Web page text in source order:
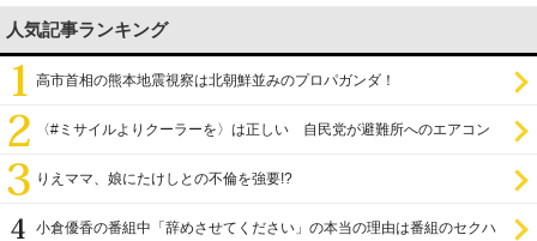
人気記事ランキング
高市首相の熊本地震視察は北朝鮮並みのプロパガンダ！
〈#ミサイルよりクーラーを〉は正しい 自民党が避難所へのエアコン
りえママ、娘にたけしとの不倫を強要!?
小倉優香の番組中「辞めさせてください」の本当の理由は番組のセクハ